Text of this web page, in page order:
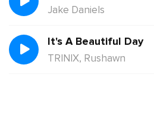
Jake Daniels
It's A Beautiful Day
TRINIX, Rushawn